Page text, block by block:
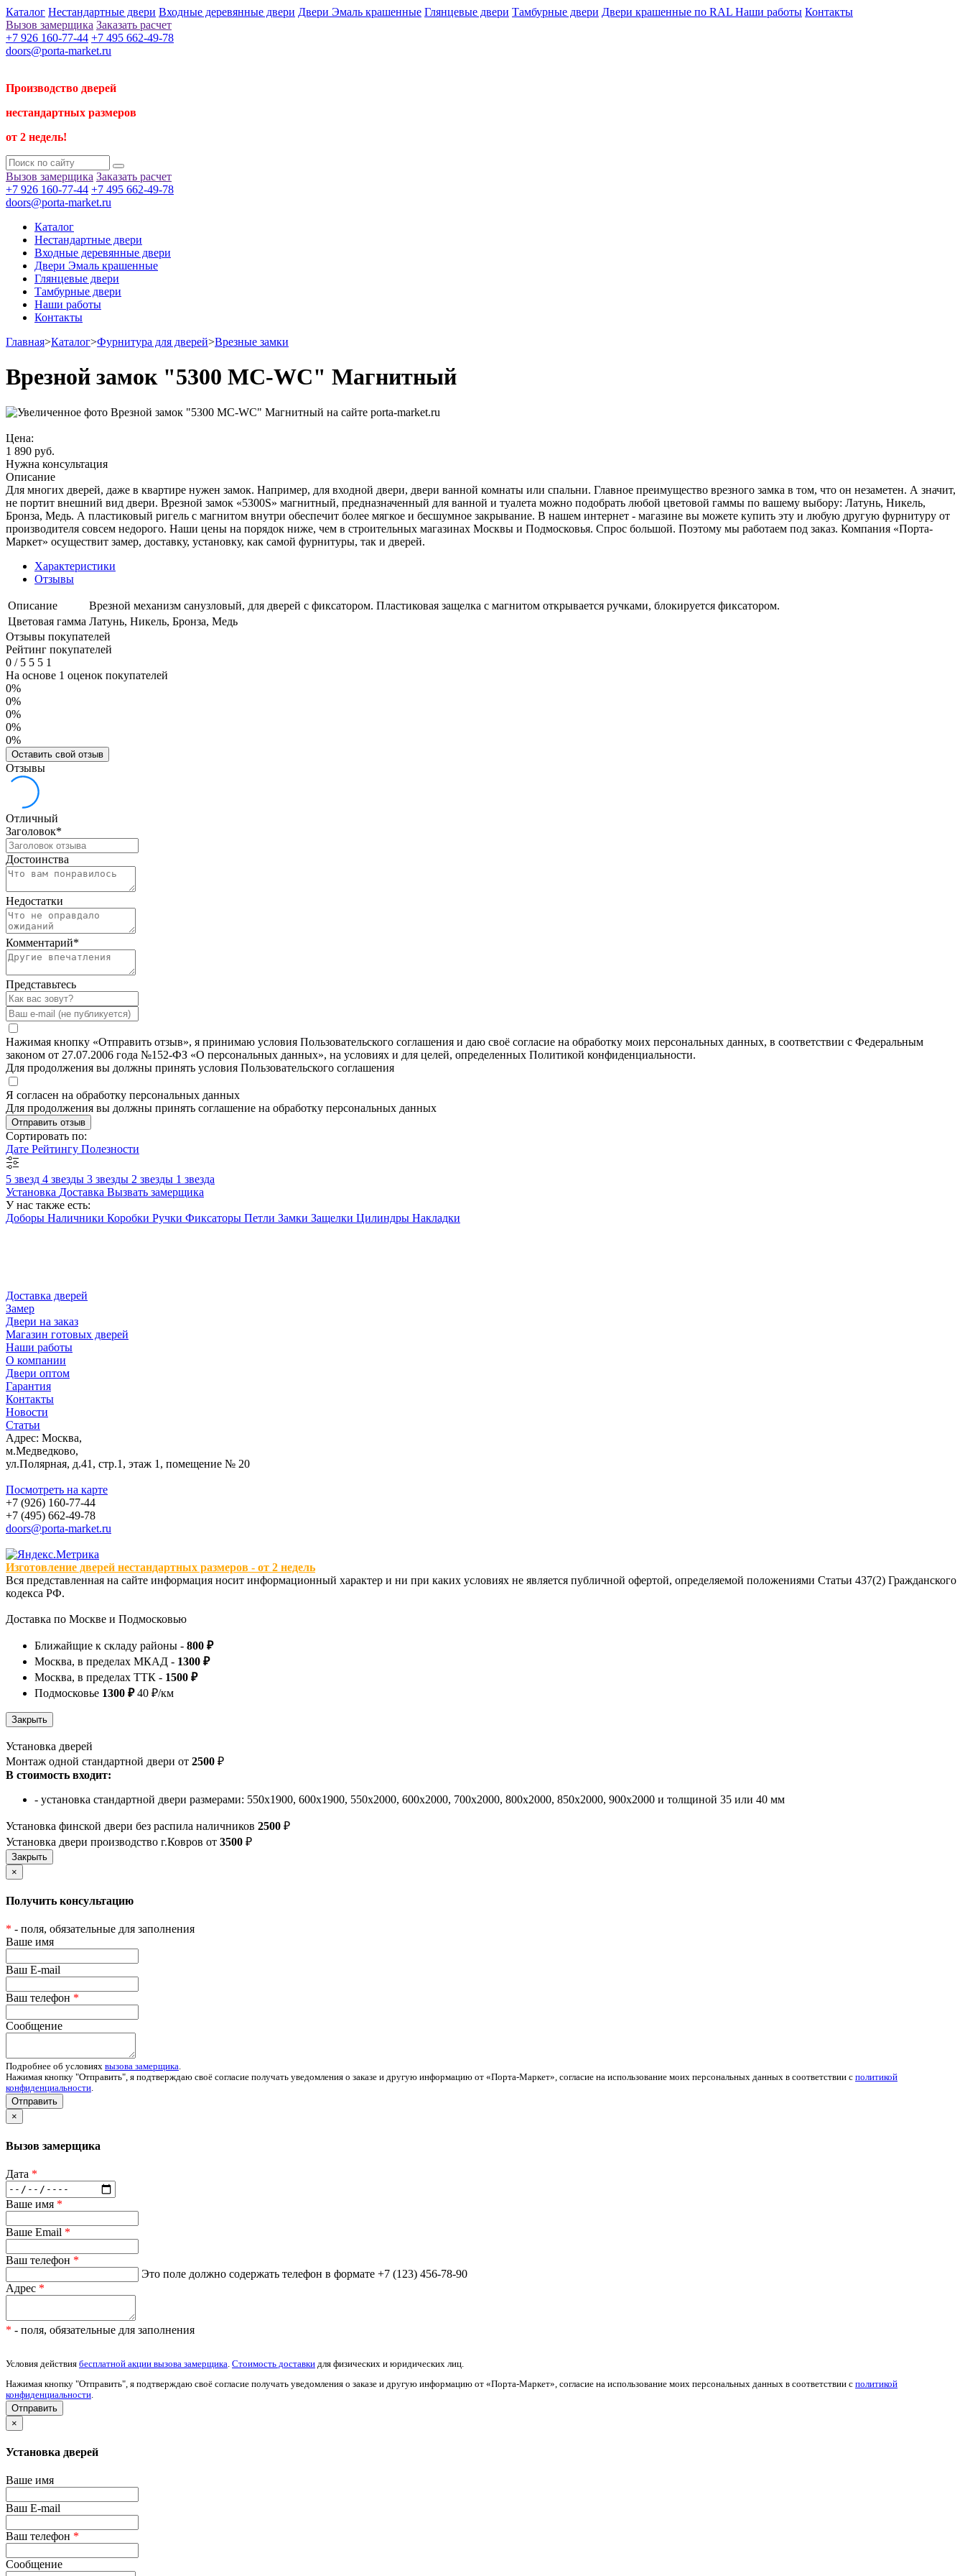
Каталог Нестандартные двери Входные деревянные двери Двери Эмаль крашенные Глянцевые двери Тамбурные двери Двери крашенные по RAL Наши работы Контакты
Вызов замерщика Заказать расчет
+7 926 160-77-44 +7 495 662-49-78
doors@porta-market.ru
Производство дверей
нестандартных размеров
от 2 недель!
Вызов замерщика Заказать расчет
+7 926 160-77-44 +7 495 662-49-78
doors@porta-market.ru
Каталог
Нестандартные двери
Входные деревянные двери
Двери Эмаль крашенные
Глянцевые двери
Тамбурные двери
Наши работы
Контакты
Главная>Каталог>Фурнитура для дверей>Врезные замки
Врезной замок "5300 MC-WC" Магнитный
Цена:
1 890 руб.
Нужна консультация
Описание
Для многих дверей, даже в квартире нужен замок. Например, для входной двери, двери ванной комнаты или спальни. Главное преимущество врезного замка в том, что он незаметен. А значит,
не портит внешний вид двери. Врезной замок «5300S» магнитный, предназначенный для ванной и туалета можно подобрать любой цветовой гаммы по вашему выбору: Латунь, Никель,
Бронза, Медь. А пластиковый ригель с магнитом внутри обеспечит более мягкое и бесшумное закрывание. В нашем интернет - магазине вы можете купить эту и любую другую фурнитуру от
производителя совсем недорого. Наши цены на порядок ниже, чем в строительных магазинах Москвы и Подмосковья. Спрос большой. Поэтому мы работаем под заказ. Компания «Порта-
Маркет» осуществит замер, доставку, установку, как самой фурнитуры, так и дверей.
Характеристики
Отзывы
Описание
Врезной механизм санузловый, для дверей с фиксатором. Пластиковая защелка с магнитом открывается ручками, блокируется фиксатором.
Цветовая гамма Латунь, Никель, Бронза, Медь
Отзывы покупателей
Рейтинг покупателей
0 /5 5 5 1
На основе 1 оценок покупателей
0%
0%
0%
0%
0%
Оставить свой отзыв
Отзывы
Отличный
Заголовок*
Достоинства
Недостатки
Комментарий*
Представьтесь
Нажимая кнопку «Отправить отзыв», я принимаю условия Пользовательского соглашения и даю своё согласие на обработку моих персональных данных, в соответствии с Федеральным
законом от 27.07.2006 года №152-ФЗ «О персональных данных», на условиях и для целей, определенных Политикой конфиденциальности.
Для продолжения вы должны принять условия Пользовательского соглашения
Я согласен на обработку персональных данных
Для продолжения вы должны принять соглашение на обработку персональных данных
Отправить отзыв
Сортировать по:
Дате Рейтингу Полезности
5 звезд 4 звезды 3 звезды 2 звезды 1 звезда
Установка Доставка Вызвать замерщика
У нас также есть:
Доборы Наличники Коробки Ручки Фиксаторы Петли Замки Защелки Цилиндры Накладки
Доставка дверей
Замер
Двери на заказ
Магазин готовых дверей
Наши работы
О компании
Двери оптом
Гарантия
Контакты
Новости
Статьи
Адрес: Москва,
м.Медведково,
ул.Полярная, д.41, стр.1, этаж 1, помещение № 20
Посмотреть на карте
+7 (926) 160-77-44
+7 (495) 662-49-78
doors@porta-market.ru
Изготовление дверей нестандартных размеров - от 2 недель
Вся представленная на сайте информация носит информационный характер и ни при каких условиях не является публичной офертой, определяемой положениями Статьи 437(2) Гражданского
кодекса РФ.
Доставка по Москве и Подмосковью
Ближайщие к складу районы - 800 ₽
Москва, в пределах МКАД - 1300 ₽
Москва, в пределах ТТК - 1500 ₽
Подмосковье 1300 ₽40 ₽/км
Установка дверей
Монтаж одной стандартной двери от 2500 ₽
В стоимость входит:
- установка стандартной двери размерами: 550х1900, 600х1900, 550х2000, 600х2000, 700х2000, 800х2000, 850х2000, 900х2000 и толщиной 35 или 40 мм
Установка финской двери без распила наличников 2500 ₽
Установка двери производство г.Ковров от 3500 ₽
×
Получить консультацию
* - поля, обязательные для заполнения
Ваше имя
Ваш E-mail
Ваш телефон *
Сообщение
Подробнее об условиях вызова замерщика.
Нажимая кнопку "Отправить", я подтверждаю своё согласие получать уведомления о заказе и другую информацию от «Порта-Маркет», согласие на использование моих персональных данных в соответствии с политикой
конфиденциальности.
Отправить
×
Вызов замерщика
Дата *
Ваше имя *
Ваше Email *
Ваш телефон *
Это поле должно содержать телефон в формате +7 (123) 456-78-90
Адрес *
* - поля, обязательные для заполнения
Условия действия бесплатной акции вызова замерщика Стоимость доставки для физических и юридических лиц.
Нажимая кнопку "Отправить", я подтверждаю своё согласие получать уведомления о заказе и другую информацию от «Порта-Маркет», согласие на использование моих персональных данных в соответствии с политикой
конфиденциальности
×
Установка дверей
Ваше имя
Ваш E-mail
Ваш телефон *
Сообщение